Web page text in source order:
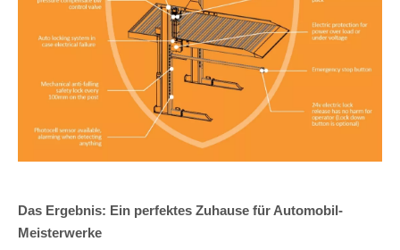
Das Ergebnis: Ein perfektes Zuhause für Automobil-
Meisterwerke